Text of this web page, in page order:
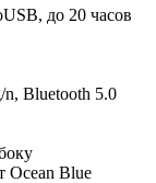
до 20 часов
Bluetooth 5.0
Ocean Blue